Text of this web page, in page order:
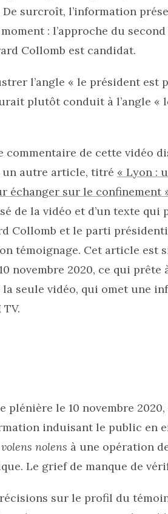
surcroît, l’information
: l’approche du
Collomb est candidat.
l’angle « le président est
plutôt conduit à l’angle «
commentaire de cette vidéo
un autre article, titré « Lyon :
échanger sur le confinement
de la vidéo et d’un texte
Collomb et le parti
témoignage. Cet article est
novembre 2020, ce qui prête
seule vidéo, qui omet une
plénière le 10 novembre
induisant le public en
volens nolens à une opération
Le grief de manque de
sur le profil du